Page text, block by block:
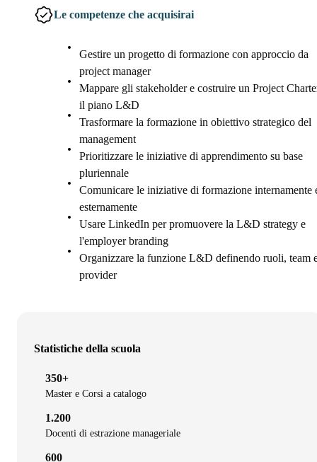
Le competenze che acquisirai
Gestire un progetto di formazione con approccio da
project manager
Mappare gli stakeholder e costruire un Project
il piano L&D
Trasformare la formazione in obiettivo strategico del
management
Prioritizzare le iniziative di apprendimento su base
pluriennale
Comunicare le iniziative di formazione internamente
esternamente
Usare LinkedIn per promuovere la L&D strategy e
l'employer branding
Organizzare la funzione L&D definendo ruoli, team
provider
Statistiche della scuola
350+
Master e Corsi a catalogo
1.200
Docenti di estrazione manageriale
600